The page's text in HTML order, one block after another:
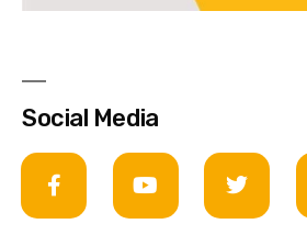
Social Media